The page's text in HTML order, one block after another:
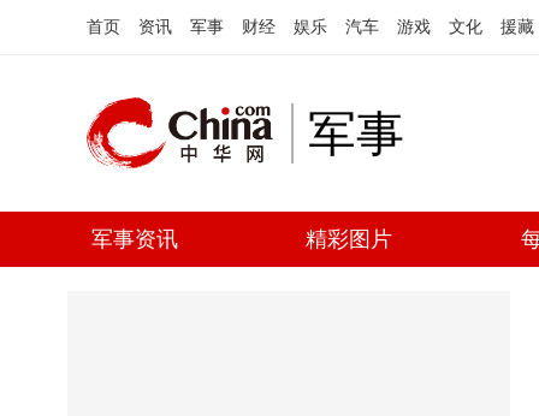
首页 资讯 军事 财经 娱乐 汽车 游戏 文化 援藏
军事
军事资讯 精彩图片